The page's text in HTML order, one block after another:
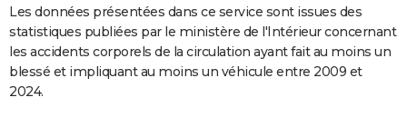
Les données présentées dans ce service sont issues des
statistiques publiées par le ministère de l'Intérieur concernant
les accidents corporels de la circulation ayant fait au moins un
blessé et impliquant au moins un véhicule entre 2009 et
2024.